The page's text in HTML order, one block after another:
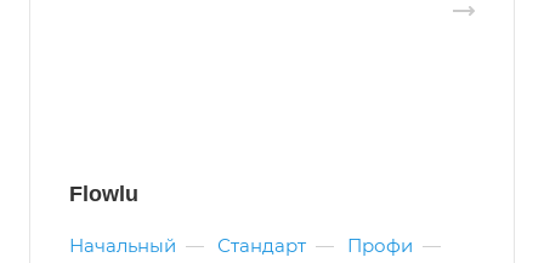
Flowlu
Начальный — Стандарт — Профи —